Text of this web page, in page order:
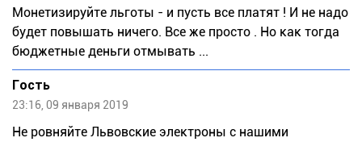
Монетизируйте льготы - и пусть все платят ! И не надо
будет повышать ничего. Все же просто . Но как тогда
бюджетные деньги отмывать ...
Гость
23:16, 09 января 2019
Не ровняйте Львовские электроны с нашими